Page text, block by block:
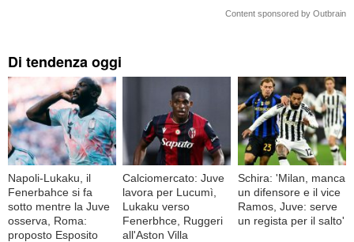
Content sponsored by Outbrain
Di tendenza oggi
Napoli-Lukaku, il
Fenerbahce si fa
sotto mentre la Juve
osserva, Roma:
proposto Esposito
Calciomercato: Juve
lavora per Lucumì,
Lukaku verso
Fenerbhce, Ruggeri
all'Aston Villa
Schira: 'Milan, manca
un difensore e il vice
Ramos, Juve: serve
un regista per il salto'